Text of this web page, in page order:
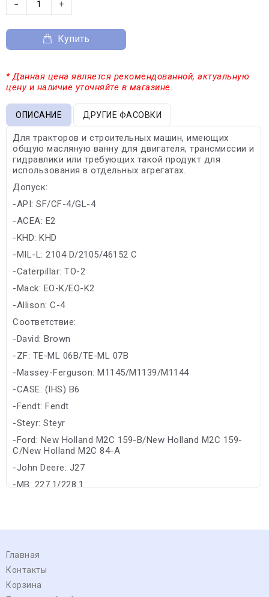
− +
Купить
* Данная цена является рекомендованной, актуальную
цену и наличие уточняйте в магазине.
ОПИСАНИЕ ДРУГИЕ ФАСОВКИ
Для тракторов и строительных машин, имеющих
общую масляную ванну для двигателя, трансмиссии и
гидравлики или требующих такой продукт для
использования в отдельных агрегатах.
Допуск:
-API: SF/CF-4/GL-4
-ACEA: E2
-KHD: KHD
-MIL-L: 2104 D/2105/46152 C
-Caterpillar: TO-2
-Mack: EO-K/EO-K2
-Allison: C-4
Соответствие:
-David: Brown
-ZF: TE-ML 06B/TE-ML 07B
-Massey-Ferguson: M1145/M1139/M1144
-CASE: (IHS) B6
-Fendt: Fendt
-Steyr: Steyr
-Ford: New Holland M2C 159-B/New Holland M2C 159-
C/New Holland M2C 84-A
-John Deere: J27
-MB: 227.1/228.1
Главная
Контакты
Корзина